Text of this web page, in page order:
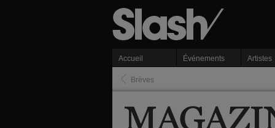
Accueil Événements Artistes
Brèves